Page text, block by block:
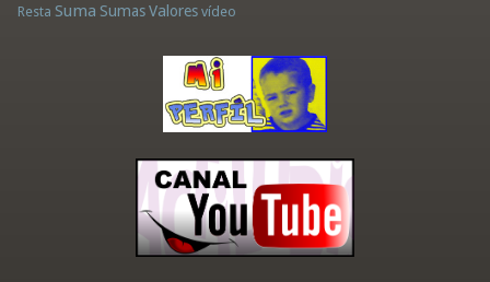
Resta Suma Sumas Valores vídeo